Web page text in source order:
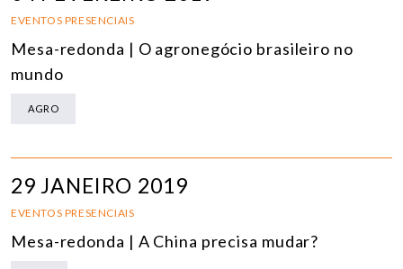
EVENTOS PRESENCIAIS
Mesa-redonda | O agronegócio brasileiro no
mundo
AGRO
29 JANEIRO 2019
EVENTOS PRESENCIAIS
Mesa-redonda | A China precisa mudar?